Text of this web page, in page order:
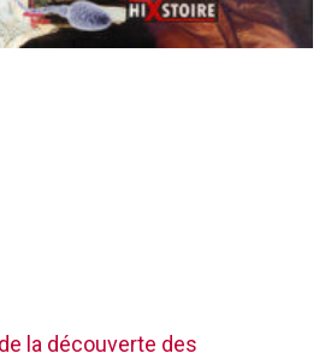
la découverte des